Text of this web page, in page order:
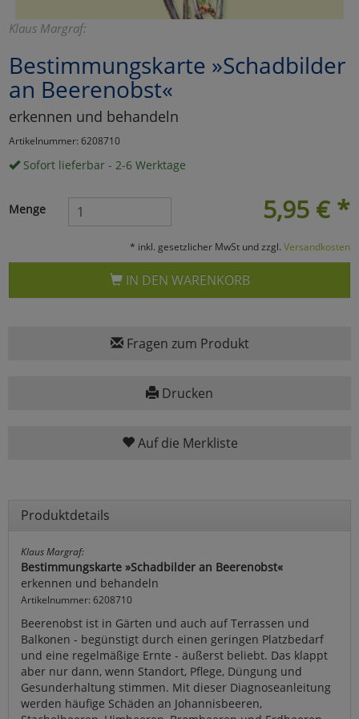
Klaus Margraf:
Bestimmungskarte »Schadbilder
an Beerenobst«
erkennen und behandeln
Artikelnummer: 6208710
Sofort lieferbar - 2-6 Werktage
5,95 € *
Menge
* inkl. gesetzlicher MwSt und zzgl. Versandkosten
IN DEN WARENKORB
Fragen zum Produkt
Drucken
Auf die Merkliste
Produktdetails
Klaus Margraf:
Bestimmungskarte »Schadbilder an Beerenobst«
erkennen und behandeln
Artikelnummer: 6208710
Beerenobst ist in Gärten und auch auf Terrassen und
Balkonen - begünstigt durch einen geringen Platzbedarf
und eine regelmäßige Ernte - äußerst beliebt. Das klappt
aber nur dann, wenn Standort, Pflege, Düngung und
Gesunderhaltung stimmen. Mit dieser Diagnoseanleitung
werden häufige Schäden an Johannisbeeren,
Marketing
Umfragetools
Cookies
Einstellungen speichern
zu Haupptseite